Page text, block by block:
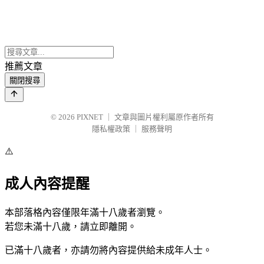
推薦文章
關閉搜尋
© 2026 PIXNET
文章與圖片權利屬原作者所有
隱私權政策
服務聲明
⚠️
成人內容提醒
本部落格內容僅限年滿十八歲者瀏覽。
若您未滿十八歲，請立即離開。
已滿十八歲者，亦請勿將內容提供給未成年人士。